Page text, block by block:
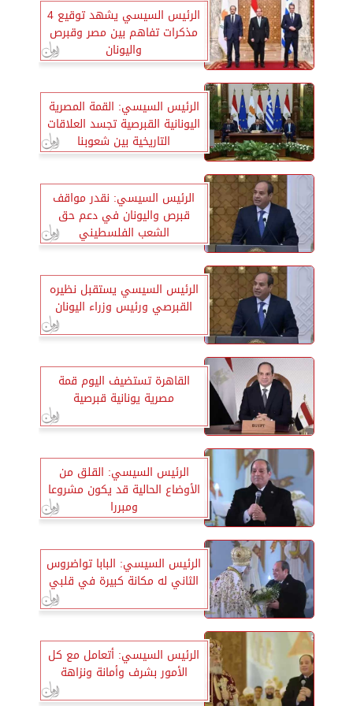
الرئيس السيسي يشهد توقيع 4
مذكرات تفاهم بين مصر وقبرص
واليونان
الرئيس السيسي: القمة المصرية
اليونانية القبرصية تجسد العلاقات
التاريخية بين شعوبنا
الرئيس السيسي: نقدر مواقف
قبرص واليونان في دعم حق
الشعب الفلسطيني
الرئيس السيسي يستقبل نظيره
القبرصي ورئيس وزراء اليونان
القاهرة تستضيف اليوم قمة
مصرية يونانية قبرصية
الرئيس السيسي: القلق من
الأوضاع الحالية قد يكون مشروعا
ومبررا
الرئيس السيسي: البابا تواضروس
الثاني له مكانة كبيرة في قلبي
الرئيس السيسي: أتعامل مع كل
الأمور بشرف وأمانة ونزاهة